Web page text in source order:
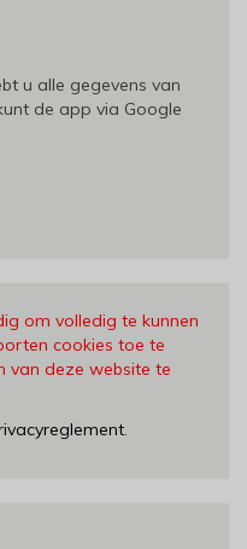
u alle gegevens van
de app via Google
om volledig te kunnen
cookies toe te
van deze website te